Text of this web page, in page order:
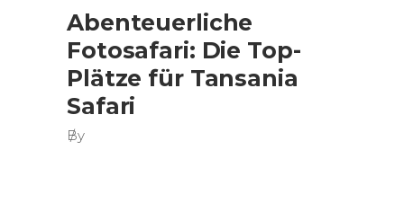
Abenteuerliche
Fotosafari: Die Top-
Plätze für Tansania
Safari
By